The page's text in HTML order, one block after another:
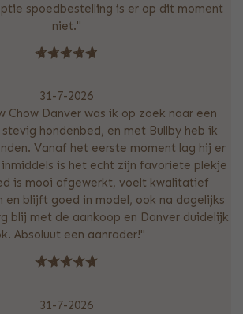
spoedbestelling is er op dit moment
niet."
31-7-2026
Chow Danver was ik op zoek naar een
hondenbed, en met Bullby heb ik
Vanaf het eerste moment lag hij er
inmiddels is het echt zijn favoriete plekje
is mooi afgewerkt, voelt kwalitatief
en blijft goed in model, ook na dagelijks
blij met de aankoop en Danver duidelijk
Absoluut een aanrader!"
31-7-2026